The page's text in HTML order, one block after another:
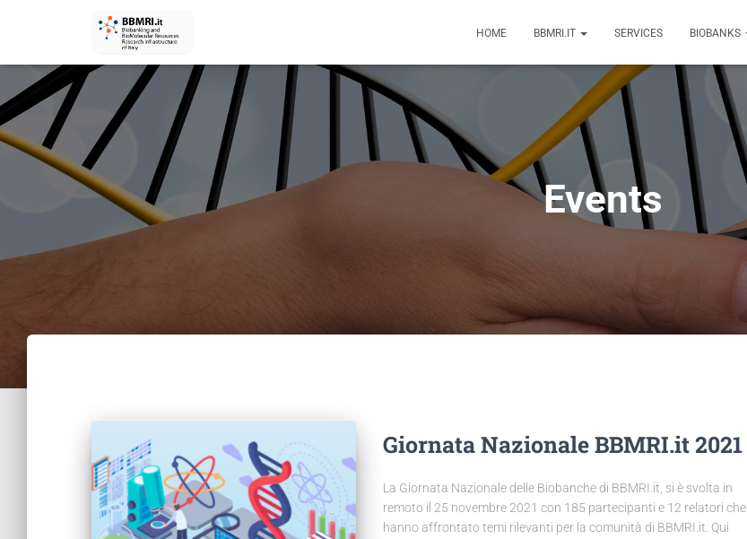
HOME BBMRI.IT SERVICES BIOBANKS
Events
Giornata Nazionale BBMRI.it 2021
La Giornata Nazionale delle Biobanche di BBMRI.it, si è svolta in
remoto il 25 novembre 2021 con 185 partecipanti e 12 relatori che
hanno affrontato temi rilevanti per la comunità di BBMRI.it. Qui